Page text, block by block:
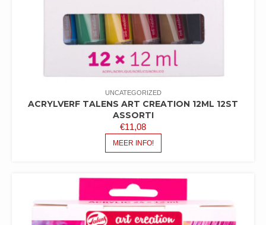
UNCATEGORIZED
ACRYLVERF TALENS ART CREATION 12ML 12ST
ASSORTI
€11,08
MEER INFO!